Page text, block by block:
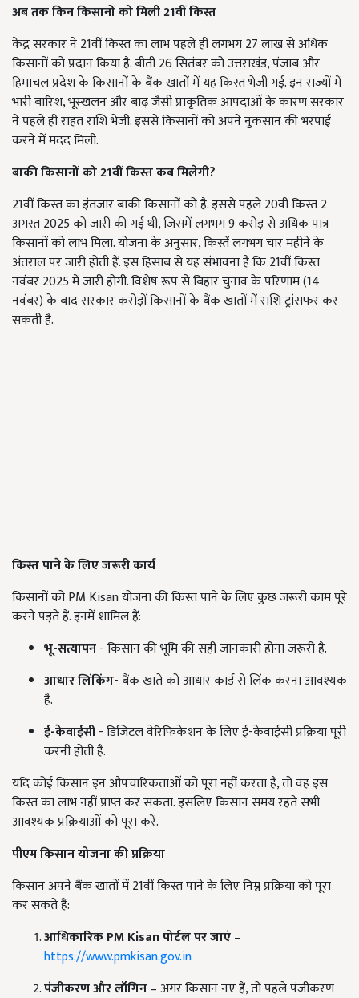
अब तक किनकिसानों को मिली 21वीं किस्त
केंद्र सरकार ने 21वीं किस्त का लाभ पहले ही लगभग 27 लाख से अधिक
किसानों को प्रदान किया है. बीती 26 सितंबर को उत्तराखंड, पंजाब और
हिमाचल प्रदेश के किसानों के बैंक खातों में यह किस्त भेजी गई. इन राज्यों में
भारी बारिश, भूस्खलन और बाढ़ जैसी प्राकृतिक आपदाओं के कारण सरकार
ने पहले ही राहत राशि भेजी. इससे किसानों को अपने नुकसान की भरपाई
करने में मदद मिली.
बाकी किसानों को 21वीं किस्त कब मिलेगी?
21वीं किस्त का इंतजार बाकी किसानों को है. इससे पहले 20वीं किस्त 2
अगस्त 2025 को जारी की गई थी, जिसमें लगभग 9 करोड़ से अधिक पात्र
किसानों को लाभ मिला. योजना के अनुसार, किस्तें लगभग चार महीने के
अंतराल पर जारी होती हैं. इस हिसाब से यह संभावना है कि 21वीं किस्त
नवंबर 2025 में जारी होगी. विशेष रूप से बिहार चुनाव के परिणाम (14
नवंबर) के बाद सरकार करोड़ों किसानों के बैंक खातों में राशि ट्रांसफर कर
सकती है.
किस्त पाने के लिए जरूरी कार्य
किसानों को PM Kisan योजना की किस्त पाने के लिए कुछ जरूरी काम पूरे
करने पड़ते हैं. इनमें शामिल हैं:
भू-सत्यापन- किसान की भूमि की सही जानकारी होना जरूरी है.
आधार लिंकिंग- बैंक खाते को आधार कार्ड से लिंक करना आवश्यक
है.
ई-केवाईसी- डिजिटल वेरिफिकेशन के लिए ई-केवाईसी प्रक्रिया पूरी
करनी होती है.
यदि कोई किसान इन औपचारिकताओं को पूरा नहीं करता है, तो वह इस
किस्त का लाभ नहीं प्राप्त कर सकता. इसलिए किसान समय रहते सभी
आवश्यक प्रक्रियाओं को पूरा करें.
पीएम किसान योजना की प्रक्रिया
किसान अपने बैंक खातों में 21वीं किस्त पाने के लिए निम्न प्रक्रिया को पूरा
कर सकते हैं:
आधिकारिक PM Kisanपोर्टल पर जाएं–
https://www.pmkisan.gov.in
पंजीकरण और लॉगिन– अगर किसान नए हैं, तो पहले पंजीकरण